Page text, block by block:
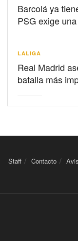
Barcolá ya
PSG exige
LALIGA
Real Madrid
batalla más
Staff Contacto